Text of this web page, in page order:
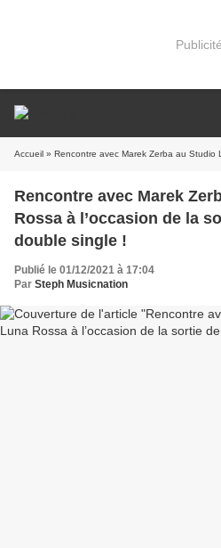
Publicité
Accueil » Rencontre avec Marek Zerba au Studio Luna Rossa à
Rencontre avec Marek
Rossa à l’occasion de la
double single !
Publié le 01/12/2021 à 17:04
Par Steph Musicnation